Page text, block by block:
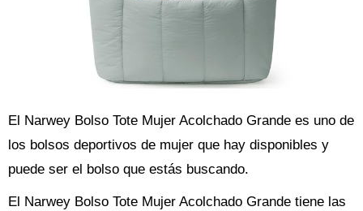
El Narwey Bolso Tote Mujer Acolchado Grande es uno de
los bolsos deportivos de mujer que hay disponibles y
puede ser el bolso que estás buscando.
El Narwey Bolso Tote Mujer Acolchado Grande tiene las